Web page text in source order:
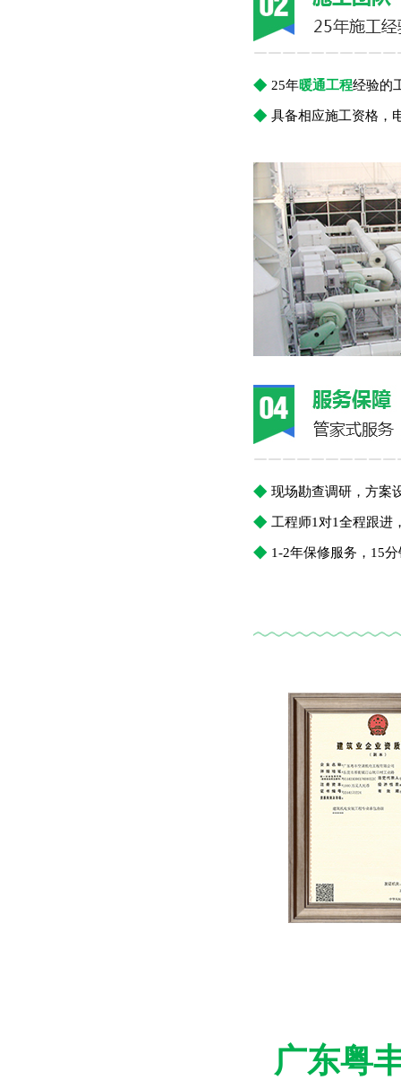
￣￣￣￣￣￣￣￣￣
◆ 25年暖通工程经验的
◆ 具备相应施工资格，
￣￣￣￣￣￣￣￣￣
◆ 现场勘查调研，方案
◆ 工程师1对1全程跟进
◆ 1-2年保修服务，15
广东粤